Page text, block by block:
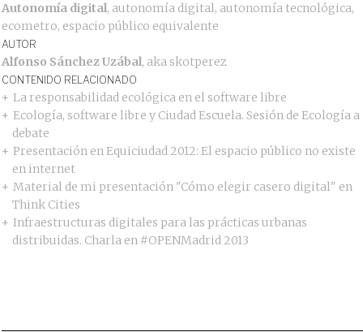
Autonomía digital, autonomía digital, autonomía tecnológica,
ecometro, espacio público equivalente
AUTOR
Alfonso Sánchez Uzábal, aka skotperez
CONTENIDO RELACIONADO
La responsabilidad ecológica en el software libre
Ecología, software libre y Ciudad Escuela. Sesión de Ecología a
debate
Presentación en Equiciudad 2012: El espacio público no existe
en internet
Material de mi presentación "Cómo elegir casero digital" en
Think Cities
Infraestructuras digitales para las prácticas urbanas
distribuidas. Charla en #OPENMadrid 2013